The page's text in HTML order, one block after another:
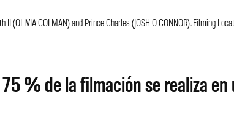
II (OLIVIA COLMAN) and Prince Charles (JOSH O CONNOR). Filming
% de la filmación se realiza